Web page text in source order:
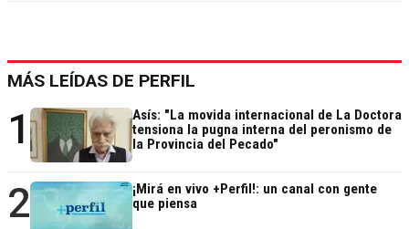
MÁS LEÍDAS DE PERFIL
1
Asís: "La movida internacional de La Doctora
tensiona la pugna interna del peronismo de
la Provincia del Pecado"
2
¡Mirá en vivo +Perfil!: un canal con gente
que piensa